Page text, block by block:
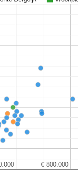
€ 800.000
€ 800.000